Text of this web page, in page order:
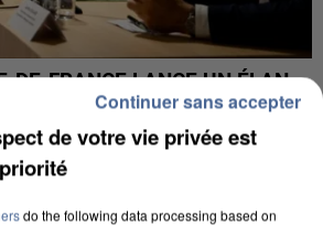
DE-FRANCE LANCE UN ÉLAN
LES...
de votre vie privée est
do the following data processing based on
Continuer sans accepter